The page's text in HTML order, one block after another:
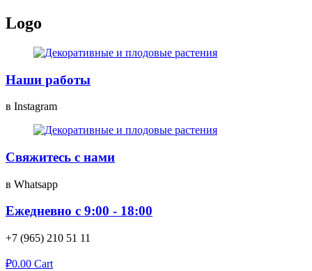
Перейти
к
содержимому
Logo
Наши работы
в Instagram
Свяжитесь с нами
в Whatsapp
Ежедневно с 9:00 - 18:00
+7 (965) 210 51 11
₽0.00 Cart